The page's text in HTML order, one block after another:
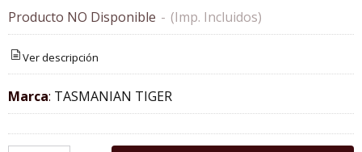
Producto NO Disponible - (Imp. Incluidos)
Ver descripción
Marca: TASMANIAN TIGER